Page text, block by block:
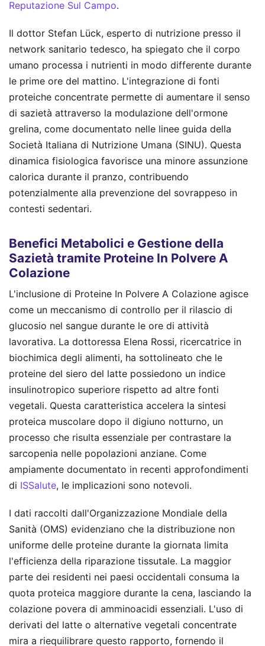
Reputazione Sul Campo.
Il dottor Stefan Lück, esperto di nutrizione presso il
network sanitario tedesco, ha spiegato che il corpo
umano processa i nutrienti in modo differente durante
le prime ore del mattino. L'integrazione di fonti
proteiche concentrate permette di aumentare il senso
di sazietà attraverso la modulazione dell'ormone
grelina, come documentato nelle linee guida della
Società Italiana di Nutrizione Umana (SINU). Questa
dinamica fisiologica favorisce una minore assunzione
calorica durante il pranzo, contribuendo
potenzialmente alla prevenzione del sovrappeso in
contesti sedentari.
Benefici Metabolici e Gestione della
Sazietà tramite Proteine In Polvere A
Colazione
L'inclusione di Proteine In Polvere A Colazione agisce
come un meccanismo di controllo per il rilascio di
glucosio nel sangue durante le ore di attività
lavorativa. La dottoressa Elena Rossi, ricercatrice in
biochimica degli alimenti, ha sottolineato che le
proteine del siero del latte possiedono un indice
insulinotropico superiore rispetto ad altre fonti
vegetali. Questa caratteristica accelera la sintesi
proteica muscolare dopo il digiuno notturno, un
processo che risulta essenziale per contrastare la
sarcopenia nelle popolazioni anziane. Come
ampiamente documentato in recenti approfondimenti
di ISSalute, le implicazioni sono notevoli.
I dati raccolti dall'Organizzazione Mondiale della
Sanità (OMS) evidenziano che la distribuzione non
uniforme delle proteine durante la giornata limita
l'efficienza della riparazione tissutale. La maggior
parte dei residenti nei paesi occidentali consuma la
quota proteica maggiore durante la cena, lasciando la
colazione povera di amminoacidi essenziali. L'uso di
derivati del latte o alternative vegetali concentrate
mira a riequilibrare questo rapporto, fornendo il